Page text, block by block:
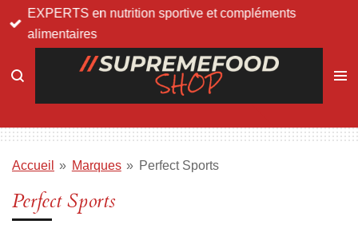
Passer
principal
EXPERTS en nutrition sportive et compléments
alimentaires
Accueil » Marques » Perfect Sports
Perfect Sports